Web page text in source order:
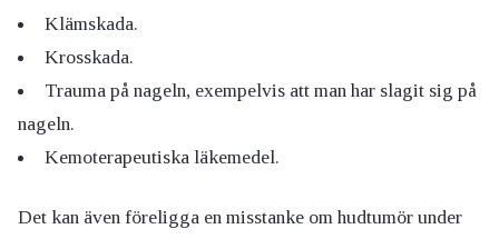
Klämskada.
Krosskada.
Trauma på nageln, exempelvis att man har slagit sig på
nageln.
Kemoterapeutiska läkemedel.
Det kan även föreligga en misstanke om hudtumör under